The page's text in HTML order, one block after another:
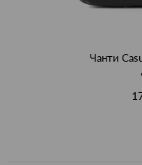
Чанти